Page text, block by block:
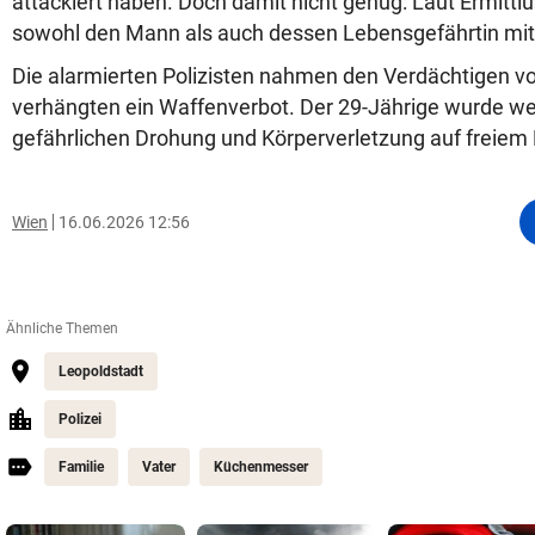
sowohl den Mann als auch dessen Lebensgefährtin
Die alarmierten Polizisten nahmen den Verdächtigen
verhängten ein Waffenverbot. Der 29-Jährige wurde
gefährlichen Drohung und Körperverletzung auf freiem
Wien 16.06.2026 12:56
Ähnliche Themen
Leopoldstadt
Polizei
Familie Vater Küchenmesser